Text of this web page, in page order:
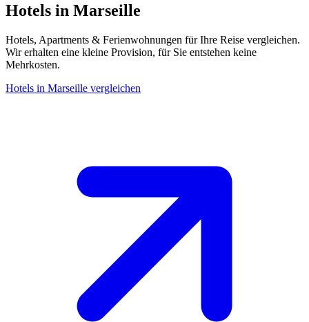
Hotels in Marseille
Hotels, Apartments & Ferienwohnungen für Ihre Reise vergleichen.
Wir erhalten eine kleine Provision, für Sie entstehen keine
Mehrkosten.
Hotels in Marseille vergleichen